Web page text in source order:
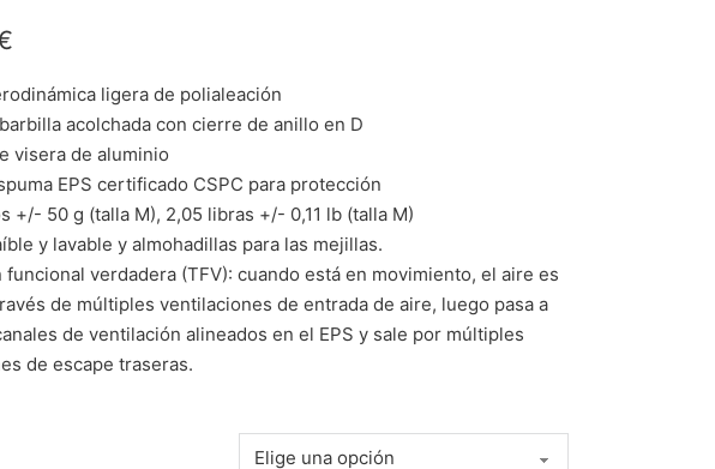
ligera de polialeación
acolchada con cierre de anillo en D
visera de aluminio
EPS certificado CSPC para protección
+/- 50 g (talla M), 2,05 libras +/- 0,11 lb (talla M)
y lavable y almohadillas para las mejillas.
funcional verdadera (TFV): cuando está en movimiento, el aire es
de múltiples ventilaciones de entrada de aire, luego pasa a
de ventilación alineados en el EPS y sale por múltiples
de escape traseras.